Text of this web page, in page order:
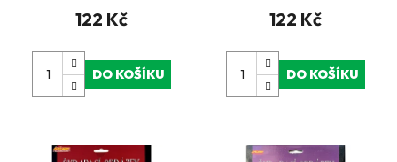
122 Kč
DO KOŠÍKU
122 Kč
DO KOŠÍKU